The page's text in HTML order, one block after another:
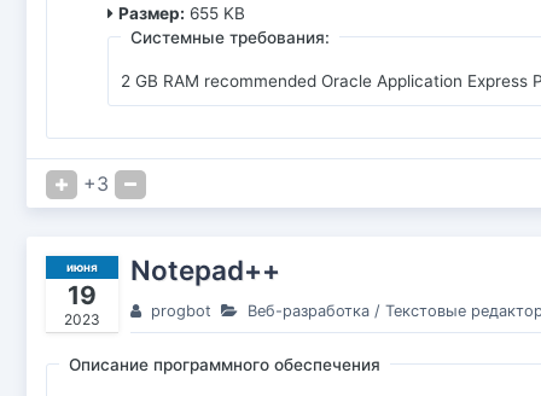
Размер: 655 KB
Системные требования:
2 GB RAM recommended Oracle Application Express
+3
июня
19
2023
Notepad++
progbot Веб-разработка/ Текстовые
Описание программного обеспечения